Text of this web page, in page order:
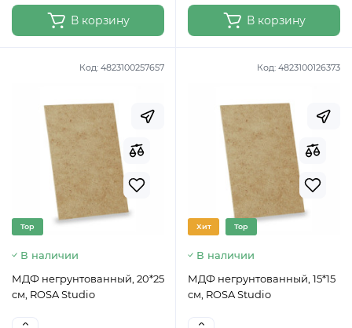
В корзину В корзину
Код: 4823100257657
Top
В наличии
МДФ негрунтованный, 20*25
см, ROSA Studio
Код: 4823100126373
Хит Top
В наличии
МДФ негрунтованный, 15*15
см, ROSA Studio